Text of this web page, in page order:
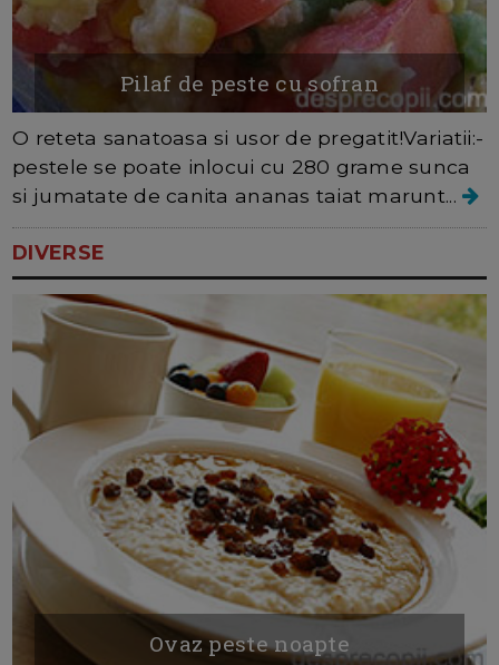
Pilaf de peste cu sofran
O reteta sanatoasa si usor de pregatit!Variatii:-
pestele se poate inlocui cu 280 grame sunca
si jumatate de canita ananas taiat marunt...
DIVERSE
Ovaz peste noapte